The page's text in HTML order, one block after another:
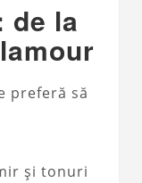
de la
preferă să
și tonuri